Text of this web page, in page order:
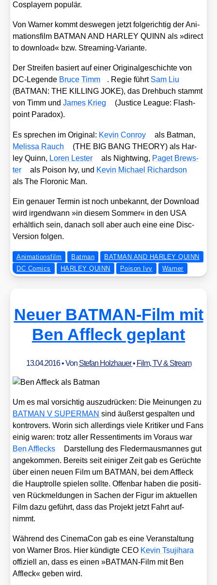
Cos­play­ern popu­lär.
Von War­ner kommt des­we­gen jetzt fol­ge­rich­tig der Ani­
ma­ti­ons­film BATMAN AND HARLEY QUINN als »direct
to down­load« bzw. Strea­ming-Vari­an­te.
Der Strei­fen basiert auf einer Ori­gi­nal­ge­schich­te von
DC-Legen­de Bruce Timm . Regie führt Sam Liu
(BATMAN: THE KILLING JOKE), das Dreh­buch stammt
von Timm undJames Krieg (Jus­ti­ce League: Flash­
point Para­dox).
Es spre­chen im Ori­gi­nal: Kevin Con­roy
als Bat­man,
Melis­sa Rauch
(THE BIG BANG THEORY) als Har­
ley Quinn, Loren Les­ter als Night­wing, Paget Brews­
ter
als Poi­son Ivy, und Kevin Micha­el Richard­son
als The Flo­ro­nic Man.
Ein genau­er Ter­min ist noch unbe­kannt, der Down­load
wird irgend­wann »in die­sem Som­mer« in den USA
erhält­lich sein, danach soll aber auch eine eine Disc-
Ver­si­on fol­gen.
Animationsfilm Batman
BATMAN AND HARLEY QUINN
DC Comics
HARLEY QUINN Poison Ivy Warner
Neuer BATMAN-Film mit
Ben Affleck geplant
13.04.2016• Von Stefan Holzhauer• Film, TV & Stream
Um es mal vor­sich­tig aus­zu­drü­cken: Die Mei­nun­gen zu
BATMAN V SUPERMAN sind äußerst gespal­ten und
kon­tro­vers. Wor­in sich aller­dings vie­le Kri­ti­ker und Fans
einig waren: trotz aller Res­sen­ti­ments im Vor­aus war
Ben Afflecks
Dar­stel­lung des Fle­der­maus­man­nes gut
ange­kom­men. Bereits seit eini­ger Zeit gab es Gerüch­te
über einen neu­en Film um BATMAN, bei dem Affleck
die Haupt­rol­le spie­len soll­te. Offen­bar haben die posi­ti­
ven Rück­mel­dun­gen in Sachen der Figur im aktu­el­len
Film dazu geführt, dass das Pro­jekt jetzt Fahrt auf­
nimmt.
Wäh­rend des Cine­ma­Con gab es eine Ver­an­stal­tung
von War­ner Bros. Hier kün­dig­te CEO Kevin Tsu­ji­ha­ra
offi­zi­ell an, dass es einen »BAT­MAN-Film mit Ben
Affleck« geben wird.